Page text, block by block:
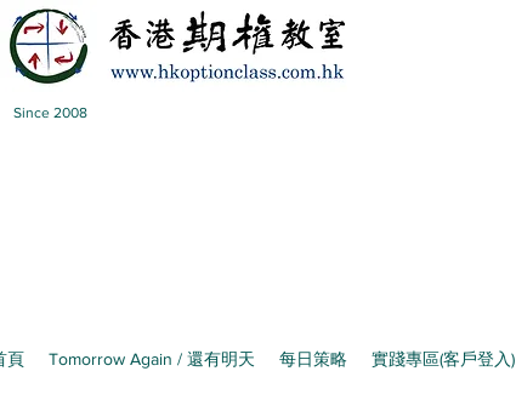
Since 2008
頁 Tomorrow Again / 還有明天 每日策略 實踐專區(客戶登入)